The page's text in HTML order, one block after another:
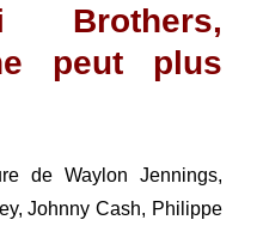
Brothers,
peut plus
de Waylon Jennings,
Johnny Cash, Philippe